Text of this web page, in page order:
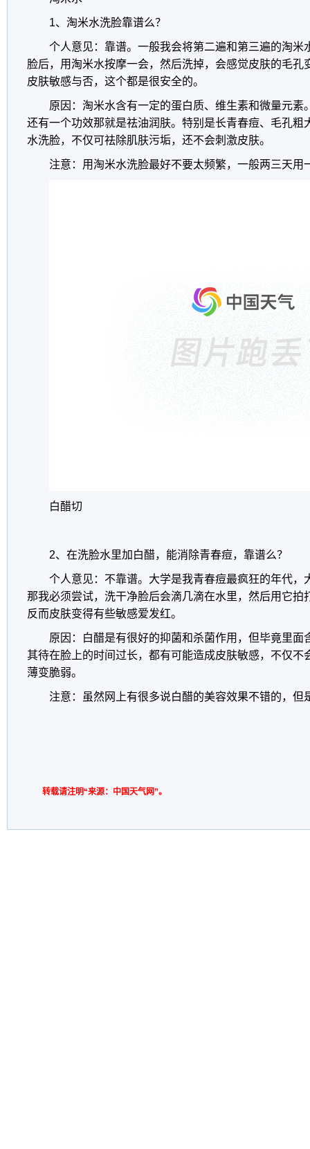
1、淘米水洗脸靠谱么？
个人意见：靠谱。一般我会将第二遍和第三遍的淘米
脸后，用淘米水按摩一会，然后洗掉，会感觉皮肤的毛孔
皮肤敏感与否，这个都是很安全的。
原因：淘米水含有一定的蛋白质、维生素和微量元素
还有一个功效那就是祛油润肤。特别是长青春痘、毛孔粗
水洗脸，不仅可祛除肌肤污垢，还不会刺激皮肤。
注意：用淘米水洗脸最好不要太频繁，一般两三天用
白醋切
2、在洗脸水里加白醋，能消除青春痘，靠谱么？
个人意见：不靠谱。大学是我青春痘最疯狂的年代，
那我必须尝试，洗干净脸后会滴几滴在水里，然后用它拍
反而皮肤变得有些敏感爱发红。
原因：白醋是有很好的抑菌和杀菌作用，但毕竟里面
其待在脸上的时间过长，都有可能造成皮肤敏感，不仅不
薄变脆弱。
注意：虽然网上有很多说白醋的美容效果不错的，但
转载请注明“来源：中国天气网”。